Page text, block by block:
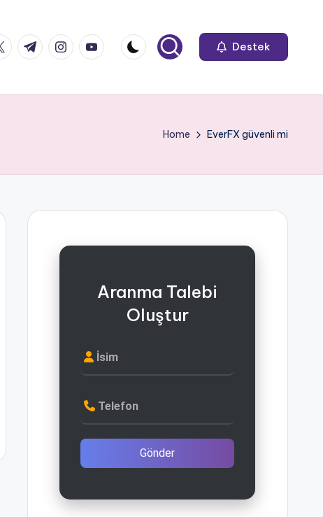
t.me instagram.com
youtube.com Destek
Home EverFX güvenli mi
Aranma Talebi
Oluştur
İsim
Telefon
Gönder